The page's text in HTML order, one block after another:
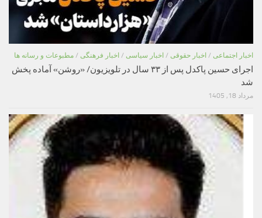
اخبار اجتماعی / اخبار حقوقی / اخبار سیاسی / اخبار فرهنگی / مطبوعات و رسانه ها
اجرای حسین پاکدل پس از ۳۳ سال در تلویزیون/ «روشن» آماده پخش
شد
مرداد 18, 1405